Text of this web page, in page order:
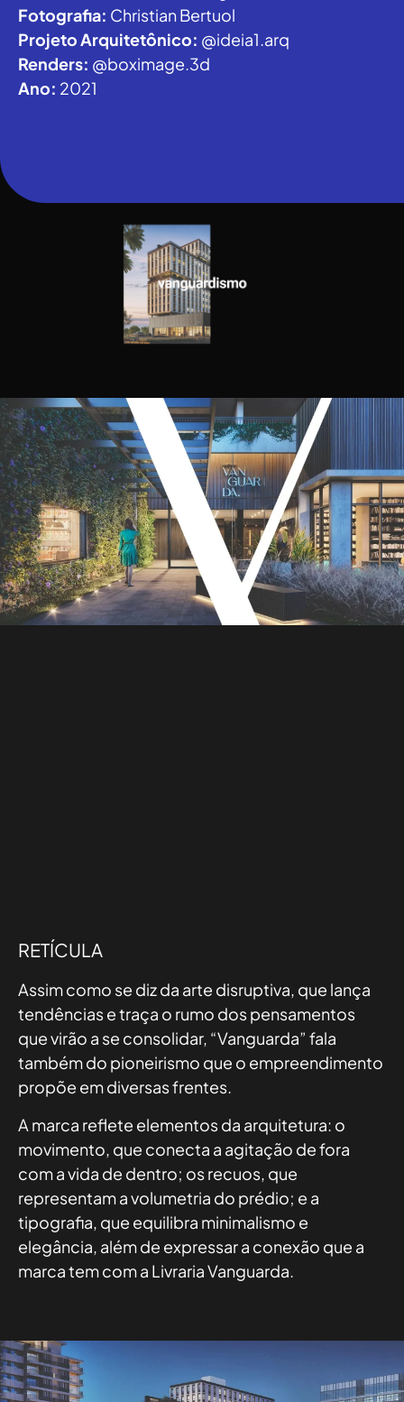
Fotografia: Christian Bertuol
Projeto Arquitetônico: @ideia1.arq
Renders: @boximage.3d
Ano: 2021
RETÍCULA
Assim como se diz da arte disruptiva, que lança
tendências e traça o rumo dos pensamentos
que virão a se consolidar, “Vanguarda” fala
também do pioneirismo que o empreendimento
propõe em diversas frentes.
A marca reflete elementos da arquitetura: o
movimento, que conecta a agitação de fora
com a vida de dentro; os recuos, que
representam a volumetria do prédio; e a
tipografia, que equilibra minimalismo e
elegância, além de expressar a conexão que a
marca tem com a Livraria Vanguarda.